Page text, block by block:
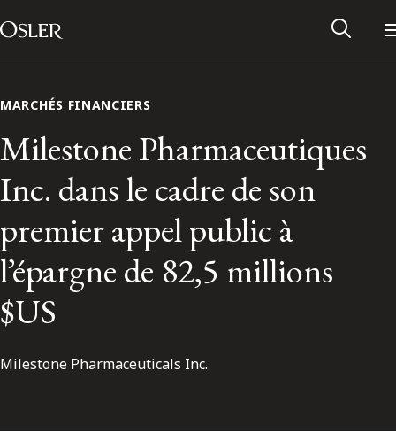
Passer au contenu
Main Navigation
Contactez-nous
MARCHÉS FINANCIERS
Milestone Pharmaceutiques
Inc. dans le cadre de son
premier appel public à
l’épargne de 82,5 millions
$US
Milestone Pharmaceuticals Inc.